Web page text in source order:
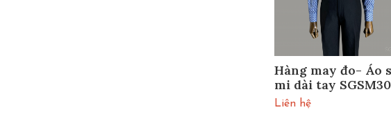
Hàng may đo- Áo
mi dài tay SGSM30
Liên hệ